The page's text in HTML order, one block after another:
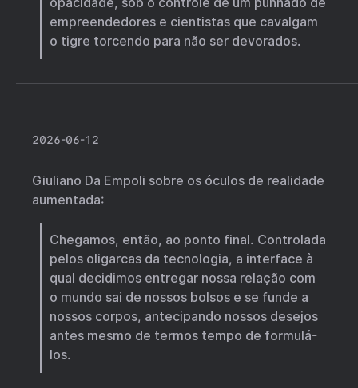
empreendedores e cientistas que cavalgam
o tigre torcendo para não ser devorados.
2026-06-12
Giuliano Da Empoli sobre os óculos de realidade
aumentada:
Chegamos, então, ao ponto final. Controlada
pelos oligarcas da tecnologia, a interface à
qual decidimos entregar nossa relação com
o mundo sai de nossos bolsos e se funde a
nossos corpos, antecipando nossos desejos
antes mesmo de termos tempo de formulá-
los.